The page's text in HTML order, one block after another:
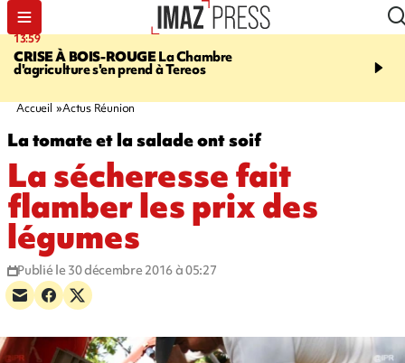
13:59
CRISE À BOIS-ROUGELa Chambre
d'agriculture s'en prend à Tereos
12:48
Cap Lahoussaye du 10
Accueil Actus Réunion
La tomate et la salade ont soif
La sécheresse fait
flamber les prix des
légumes
Publié le 30 décembre 2016 à 05:27